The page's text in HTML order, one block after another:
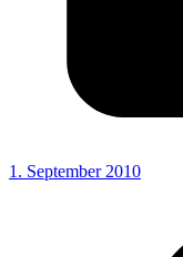
1. September 2010